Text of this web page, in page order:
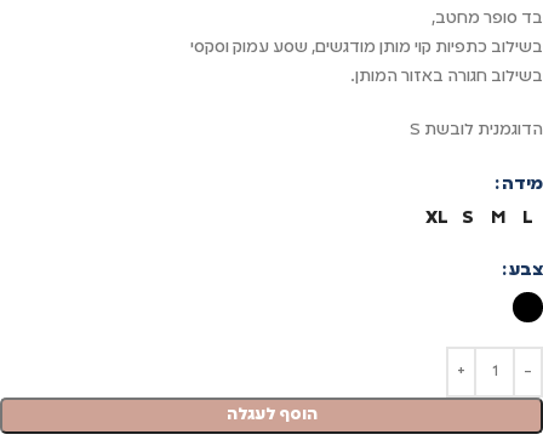
בד סופר מחטב,
בשילוב כתפיות קוי מותן מודגשים, שסע עמוק וסקסי
בשילוב חגורה באזור המותן.
הדוגמנית לובשת S
מידה
L
M
S
XL
צבע
הוסף לעגלה